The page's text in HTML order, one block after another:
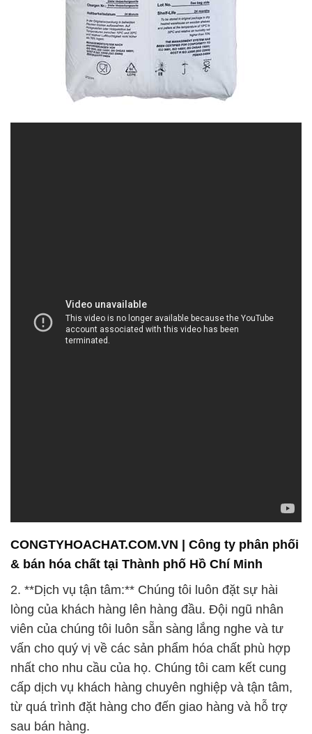
lòng của khách hàng lên hàng đầu. Đội ngũ nhân
viên của chúng tôi luôn sẵn sàng lắng nghe và tư
vấn cho quý vị về các sản phẩm hóa chất phù hợp
nhất cho nhu cầu của họ. Chúng tôi cam kết cung
cấp dịch vụ khách hàng chuyên nghiệp và tận tâm,
từ quá trình đặt hàng cho đến giao hàng và hỗ trợ
sau bán hàng.
3. **An toàn và bảo vệ môi trường:** Chúng tôi hiểu
rằng việc sử dụng hóa chất có thể ảnh hưởng đến
môi trường và sức khỏe con người. Vì vậy, chúng
tôi luôn tuân thủ các quy định và tiêu chuẩn an toàn